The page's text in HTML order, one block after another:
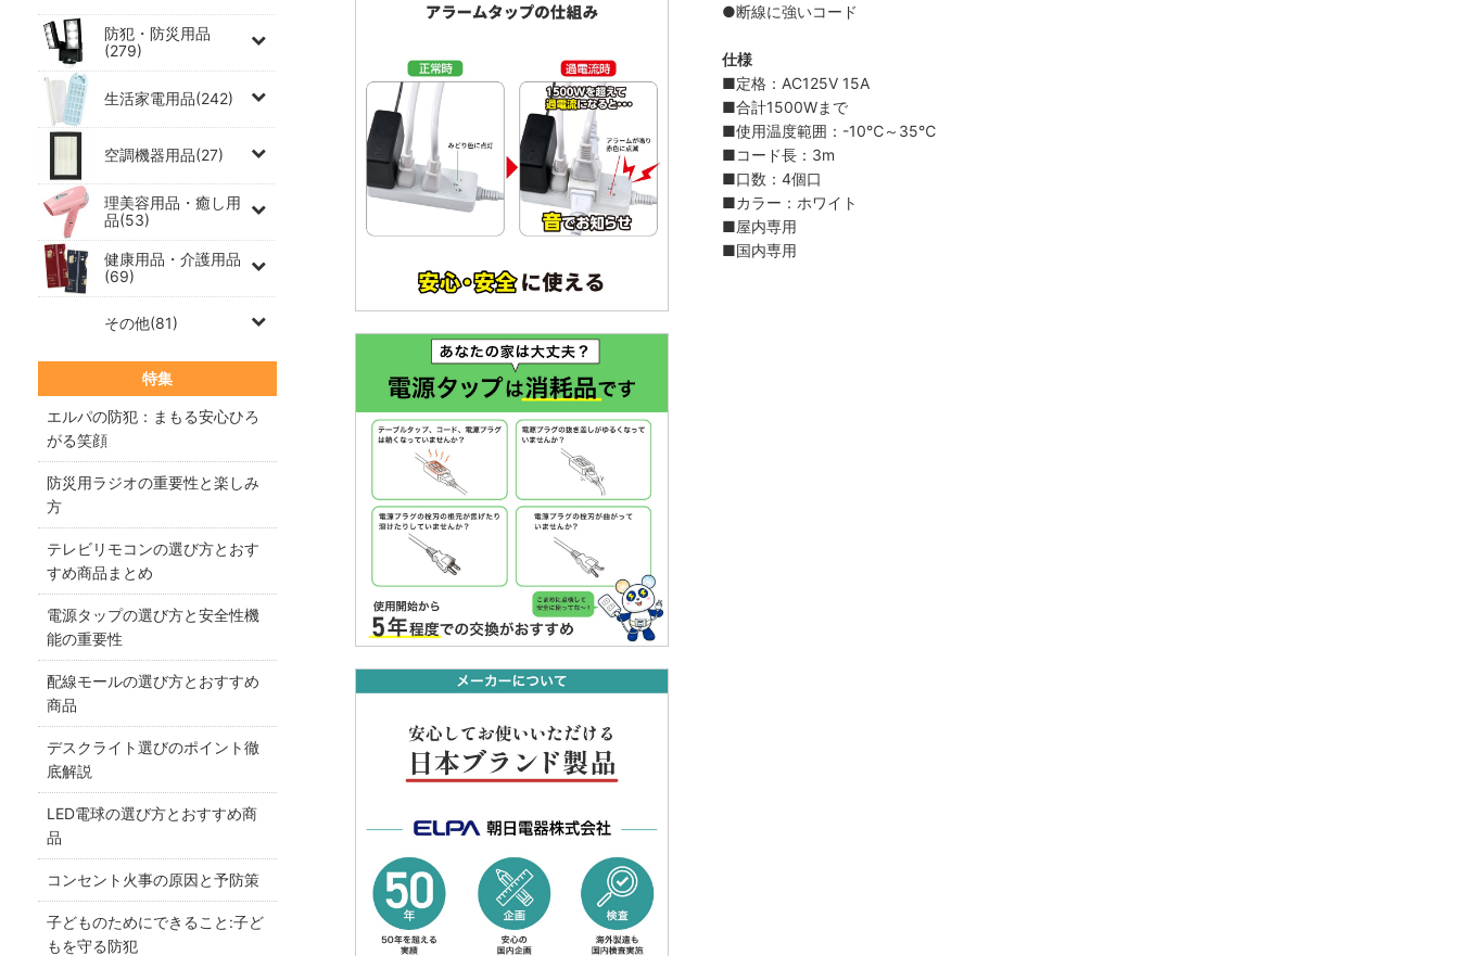
防犯・防災用品
(279)
生活家電用品(242)
空調機器用品(27)
理美容用品・癒し用
品(53)
健康用品・介護用品
(69)
その他(81)
特集
エルパの防犯：まもる安心ひろ
がる笑顔
防災用ラジオの重要性と楽しみ
方
テレビリモコンの選び方とおす
すめ商品まとめ
電源タップの選び方と安全性機
能の重要性
配線モールの選び方とおすすめ
商品
デスクライト選びのポイント徹
底解説
LED電球の選び方とおすすめ商
品
コンセント火事の原因と予防策
子どものためにできること:子ど
もを守る防犯
●断線に強いコード
仕様
■定格：AC125V 15A
■合計1500Wまで
■使用温度範囲：-10℃～35℃
■コード長：3m
■口数：4個口
■カラー：ホワイト
■屋内専用
■国内専用